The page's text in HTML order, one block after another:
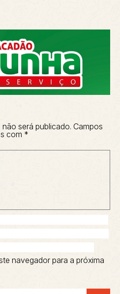
será publicado. Campos
com *
navegador para a próxima